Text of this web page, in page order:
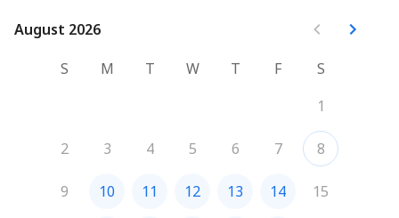
August 2026
August 2026
S
M T W T F
S
1
2 3 4 5 6 7 8
9 10 11 12 13 14 15